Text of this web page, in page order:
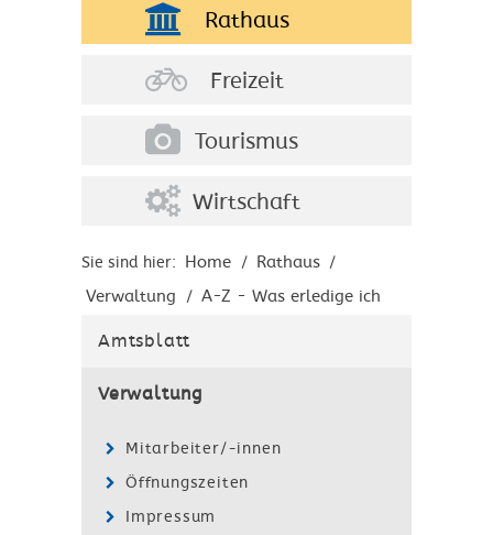
Rathaus
Freizeit
Tourismus
Wirtschaft
Sie sind hier: Home / Rathaus /
Verwaltung / A-Z - Was erledige ich
Amtsblatt
Verwaltung
Mitarbeiter/-innen
Öffnungszeiten
Impressum